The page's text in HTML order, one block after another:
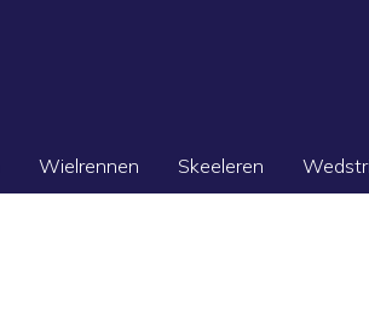
Wielrennen Skeeleren